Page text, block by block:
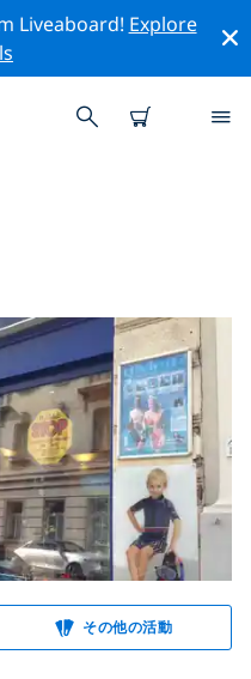
Liveaboard! Explore
その他の活動